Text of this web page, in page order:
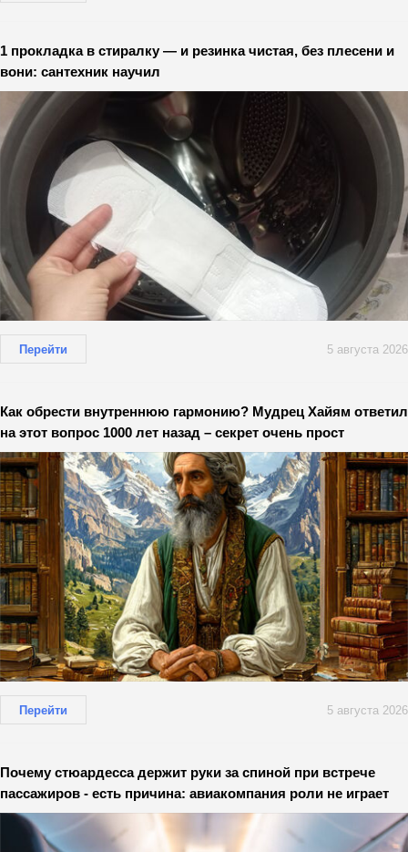
1 прокладка в стиралку — и резинка чистая, без плесени и
вони: сантехник научил
Перейти 5 августа 2026
Как обрести внутреннюю гармонию? Мудрец Хайям ответил
на этот вопрос 1000 лет назад – секрет очень прост
Перейти 5 августа 2026
Почему стюардесса держит руки за спиной при встрече
пассажиров - есть причина: авиакомпания роли не играет